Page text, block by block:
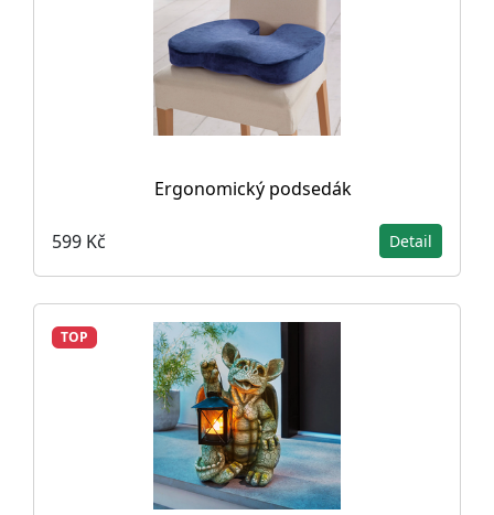
Ergonomický podsedák
599 Kč Detail
TOP